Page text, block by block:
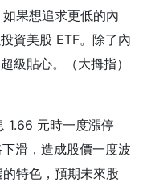
果想追求更低的內
資美股 ETF。除了內
級貼心。（大拇指）
1.66 元時一度漲停
滑，造成股價一度波
特色，預期未來股